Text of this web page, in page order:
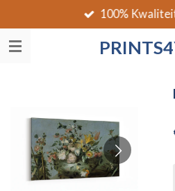
direct
naar
100%